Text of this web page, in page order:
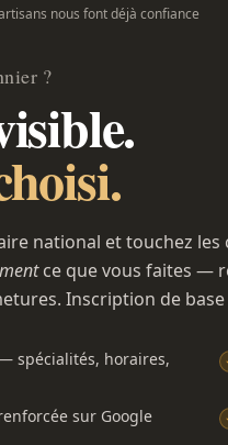
nous font déjà confiance
?
national et touchez les
ce que vous faites —
Inscription de
spécialités, horaires,
sur Google